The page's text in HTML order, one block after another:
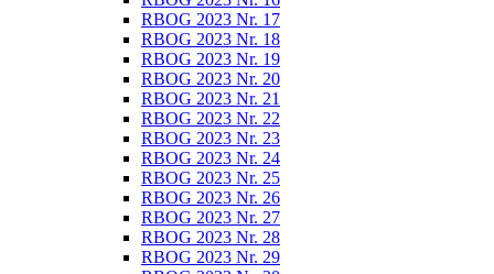
RBOG 2023 Nr. 17
RBOG 2023 Nr. 18
RBOG 2023 Nr. 19
RBOG 2023 Nr. 20
RBOG 2023 Nr. 21
RBOG 2023 Nr. 22
RBOG 2023 Nr. 23
RBOG 2023 Nr. 24
RBOG 2023 Nr. 25
RBOG 2023 Nr. 26
RBOG 2023 Nr. 27
RBOG 2023 Nr. 28
RBOG 2023 Nr. 29